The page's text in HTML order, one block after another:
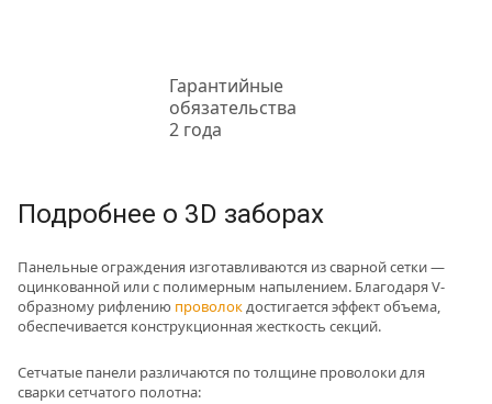
Гарантийные
обязательства
2 года
Подробнее о 3D заборах
Панельные ограждения изготавливаются из сварной сетки —
оцинкованной или с полимерным напылением. Благодаря V-
образному рифлению проволокдостигается эффект объема,
обеспечивается конструкционная жесткость секций.
Сетчатые панели различаются по толщине проволоки для
сварки сетчатого полотна: